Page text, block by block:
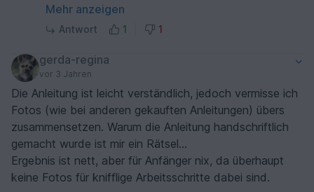
selber Höhe) nun stecke dir einmal das Bein fest
und ebenfalls auf der anderen Seite. Nun schaue
zeichnen würdest) zwischen den Beinen liegen .
Evtl. nochmal korrigieren bis die Beine an der
gewünschten Position sind. Gut andrücken und in
dieser Position annähen. Ist wenn man es noch
nicht gemacht hat vielleicht etwas schwierig.
Mehr anzeigen
Antwort 1 1
gerda-regina
vor 3 Jahren
Die Anleitung ist leicht verständlich, jedoch vermisse ich
Fotos (wie bei anderen gekauften Anleitungen) übers
zusammensetzen. Warum die Anleitung handschriftlich
gemacht wurde ist mir ein Rätsel...
Ergebnis ist nett, aber für Anfänger nix, da überhaupt
keine Fotos für knifflige Arbeitsschritte dabei sind.